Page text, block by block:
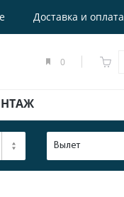
Доставка и оплата
0
Вылет